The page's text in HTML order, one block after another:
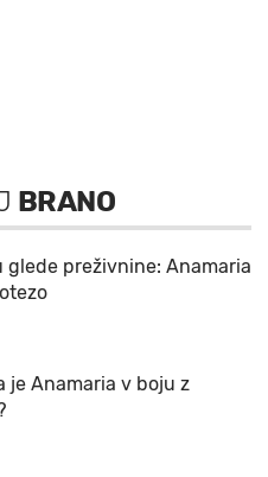
BRANO
glede preživnine: Anamaria
je Anamaria v boju z